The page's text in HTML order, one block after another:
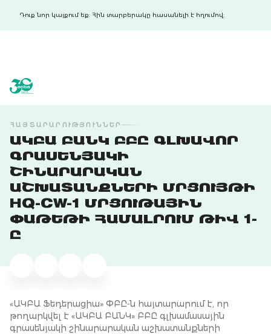
Դուք նոր կայքում եք: Հին տարբերակը հասանելի է հղումով:
ՀԱՅՏԱՐԱՐՈՒԹՅՈՒՆՆԵՐ
ԱԿԲԱ ԲԱՆԿ ԲԲԸ ԳԼԽԱՎՈՐ
ԳՐԱՍԵՆՅԱԿԻ
ՇԻՆԱՐԱՐԱԿԱՆ
ԱՇԽԱՏԱՆՔՆԵՐԻ ՄՐՑՈՒՅԹԻ
HQ-CW-1 ՄՐՑՈՒԹԱՅԻՆ
ՓԱԹԵԹԻ ՀԱՄԱԼՐՈՒՄ ԹԻՎ 1-
Ը
«ԱԿԲԱ Ֆեդերացիա» ՓԲԸ-ն հայտարարում է, որ
թողարկվել է «ԱԿԲԱ ԲԱՆԿ» ԲԲԸ գլխամասային
գրասենյակի շինարարական աշխատանքների